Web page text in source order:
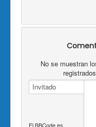
No se muestran
El BBCode es